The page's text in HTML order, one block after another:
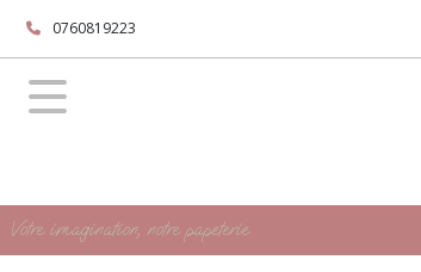
0760819223
Votre imagination, notre papeterie